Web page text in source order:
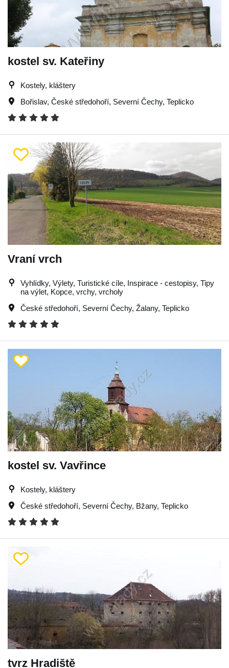
kostel sv. Kateřiny
Kostely, kláštery
Bořislav, České středohoří, Severní Čechy, Teplicko
Vraní vrch
Vyhlídky, Výlety, Turistické cíle, Inspirace - cestopisy, Tipy
na výlet, Kopce, vrchy, vrcholy
České středohoří, Severní Čechy, Žalany, Teplicko
kostel sv. Vavřince
Kostely, kláštery
České středohoří, Severní Čechy, Bžany, Teplicko
tvrz Hradiště